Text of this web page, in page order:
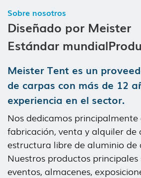
Sobre nosotros
Diseñado por Meister
Estándar mundial
Meister Tent es un
de carpas con más de 12
experiencia en el sector.
Nos dedicamos principalmente
fabricación, venta y alquiler de
estructura libre de aluminio de
Nuestros productos
eventos, almacenes,